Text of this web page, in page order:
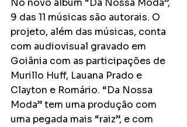
No novo álbum “Da Nossa Moda”,
9 das 11 músicas são autorais. O
projeto, além das músicas, conta
com audiovisual gravado em
Goiânia com as participações de
Murillo Huff, Lauana Prado e
Clayton e Romário. “Da Nossa
Moda” tem uma produção com
uma pegada mais “raiz”, e com